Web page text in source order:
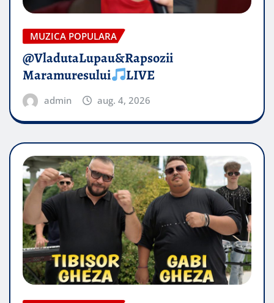
MUZICA POPULARA
@VladutaLupau&Rapsozii
Maramuresului
LIVE
admin aug. 4, 2026